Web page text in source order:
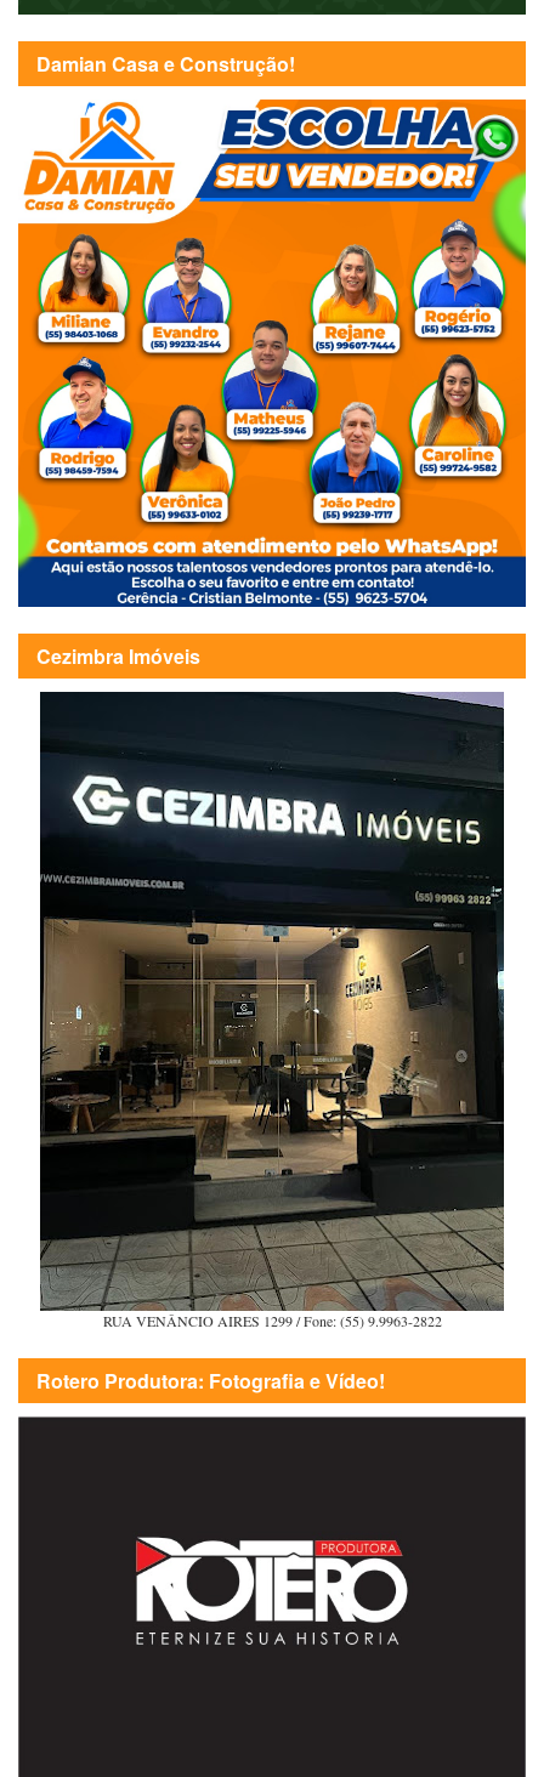
Damian Casa e Construção!
Cezimbra Imóveis
RUA VENÂNCIO AIRES 1299 / Fone: (55) 9.9963-2822
Rotero Produtora: Fotografia e Vídeo!